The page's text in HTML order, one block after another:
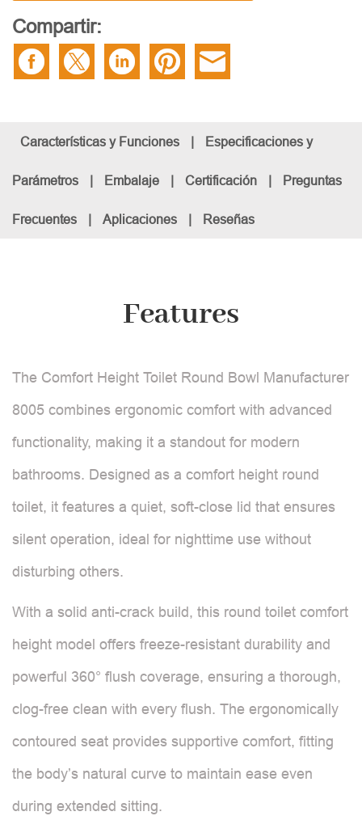
Compartir:
Características y Funciones | Especificaciones y
Parámetros | Embalaje | Certificación | Preguntas
Frecuentes | Aplicaciones | Reseñas
Features
The Comfort Height Toilet Round Bowl Manufacturer
8005 combines ergonomic comfort with advanced
functionality, making it a standout for modern
bathrooms. Designed as a comfort height round
toilet, it features a quiet, soft-close lid that ensures
silent operation, ideal for nighttime use without
disturbing others.
With a solid anti-crack build, this round toilet comfort
height model offers freeze-resistant durability and
powerful 360° flush coverage, ensuring a thorough,
clog-free clean with every flush. The ergonomically
contoured seat provides supportive comfort, fitting
the body’s natural curve to maintain ease even
during extended sitting.